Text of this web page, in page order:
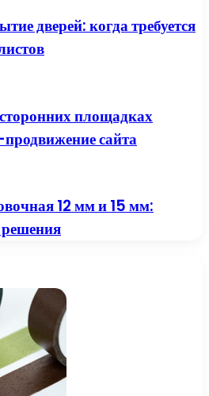
дверей: когда требуется
площадках
сайта
12 мм и 15 мм: